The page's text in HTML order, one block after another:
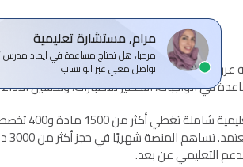
مرام, مستشارة تعليمية
مرحبا، هل تحتاج مساعدة في ايجاد مدرس
تواصل معي عبر الواتساب
معتمدة للتدريس الخصوصي عن بعد، تهدف
في الواجبات، التحضير للاختبارات، وتحسين
تقدم المنصة
التعليمي عن بعد.